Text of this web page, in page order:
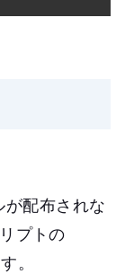
配布されな
プトの
。